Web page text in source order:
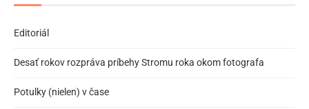
Editoriál
Desať rokov rozpráva príbehy Stromu roka okom fotografa
Potulky (nielen) v čase